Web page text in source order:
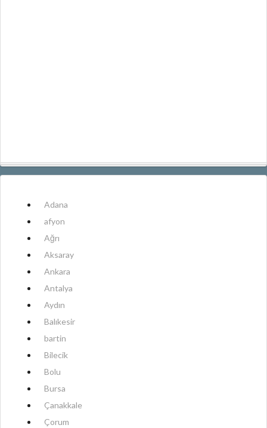
Adana
afyon
Ağrı
Aksaray
Ankara
Antalya
Aydın
Balıkesir
bartin
Bilecik
Bolu
Bursa
Çanakkale
Çorum